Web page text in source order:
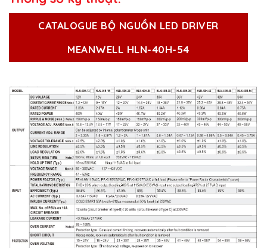
CATALOGUE BỘ NGUỒN LED DRIVER
MEANWELL HLN-40H-54